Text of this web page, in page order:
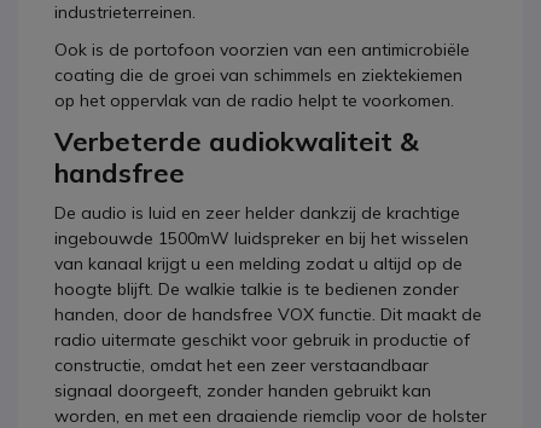
industrieterreinen.
Ook is de portofoon voorzien van een antimicrobiële
coating die de groei van schimmels en ziektekiemen
op het oppervlak van de radio helpt te voorkomen.
Verbeterde audiokwaliteit &
handsfree
De audio is luid en zeer helder dankzij de krachtige
ingebouwde 1500mW luidspreker en bij het wisselen
van kanaal krijgt u een melding zodat u altijd op de
hoogte blijft. De walkie talkie is te bedienen zonder
handen, door de handsfree VOX functie. Dit maakt de
radio uitermate geschikt voor gebruik in productie of
constructie, omdat het een zeer verstaandbaar
signaal doorgeeft, zonder handen gebruikt kan
worden, en met een draaiende riemclip voor de holster